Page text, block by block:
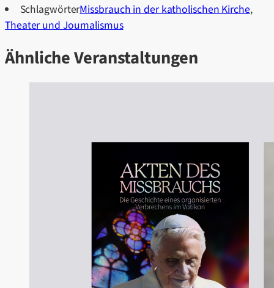
SchlagwörterMissbrauch in der katholischen Kirche,
Theater und Journalismus
Ähnliche Veranstaltungen